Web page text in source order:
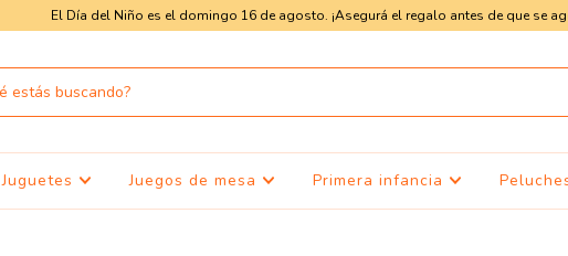
El Día del Niño es el domingo 16 de agosto. ¡Asegurá el regalo antes de que se
Juguetes Juegos de mesa Primera infancia